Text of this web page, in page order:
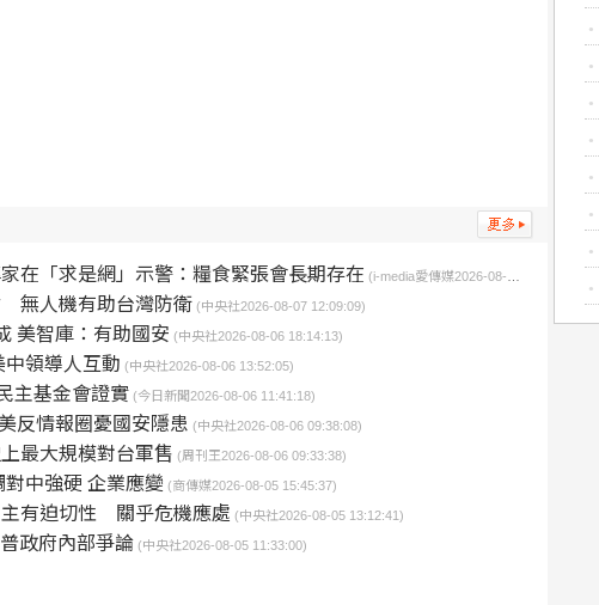
在「求是網」示警：糧食緊張會長期存在 (i-media愛傳媒2026-08-08 13:28:00)
無人機有助台灣防衛 (中央社2026-08-07 12:09:09)
美智庫：有助國安 (中央社2026-08-06 18:14:13)
領導人互動 (中央社2026-08-06 13:52:05)
主基金會證實 (今日新聞2026-08-06 11:41:18)
反情報圈憂國安隱患 (中央社2026-08-06 09:38:08)
最大規模對台軍售 (周刊王2026-08-06 09:33:38)
中強硬 企業應變 (商傳媒2026-08-05 15:45:37)
主有迫切性 關乎危機應處 (中央社2026-08-05 13:12:41)
政府內部爭論 (中央社2026-08-05 11:33:00)